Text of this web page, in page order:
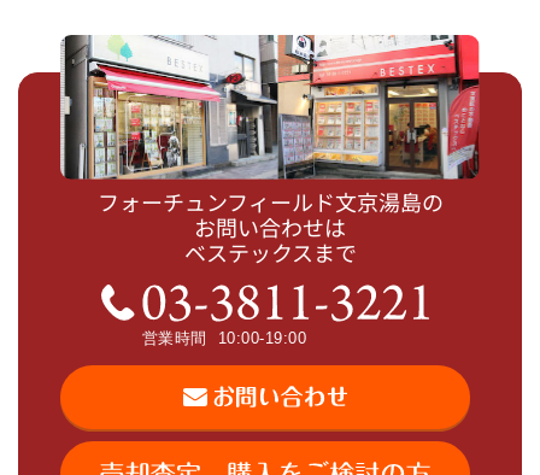
フォーチュンフィールド文京湯島の
お問い合わせは
ベステックスまで